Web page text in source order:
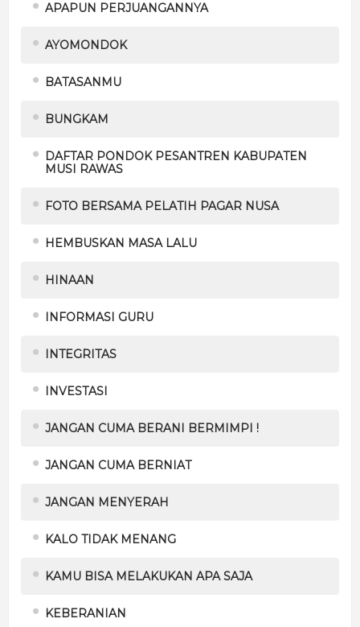
APAPUN PERJUANGANNYA
AYOMONDOK
BATASANMU
BUNGKAM
DAFTAR PONDOK PESANTREN KABUPATEN
MUSI RAWAS
FOTO BERSAMA PELATIH PAGAR NUSA
HEMBUSKAN MASA LALU
HINAAN
INFORMASI GURU
INTEGRITAS
INVESTASI
JANGAN CUMA BERANI BERMIMPI !
JANGAN CUMA BERNIAT
JANGAN MENYERAH
KALO TIDAK MENANG
KAMU BISA MELAKUKAN APA SAJA
KEBERANIAN